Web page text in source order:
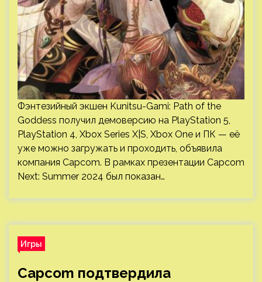
Фэнтезийный экшен Kunitsu-Gami: Path of the
Goddess получил демоверсию на PlayStation 5,
PlayStation 4, Xbox Series X|S, Xbox One и ПК — её
уже можно загружать и проходить, объявила
компания Capcom. В рамках презентации Capcom
Next: Summer 2024 был показан…
Игры
Capcom подтвердила